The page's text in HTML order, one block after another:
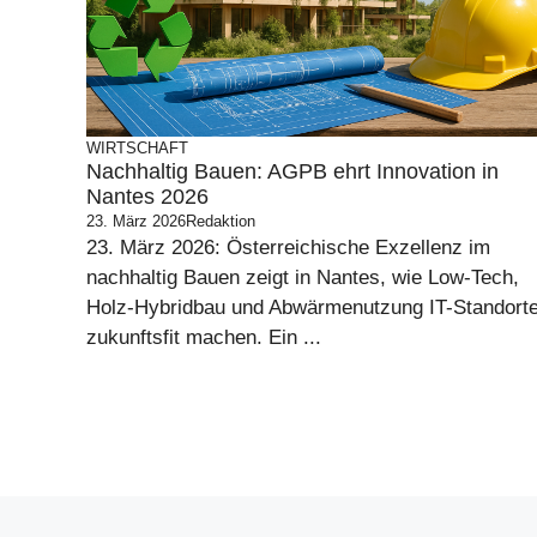
WIRTSCHAFT
Nachhaltig Bauen: AGPB ehrt Innovation in
Nantes 2026
23. März 2026Redaktion
23. März 2026: Österreichische Exzellenz im
nachhaltig Bauen zeigt in Nantes, wie Low-Tech,
Holz-Hybridbau und Abwärmenutzung IT-
zukunftsfit machen. Ein ...